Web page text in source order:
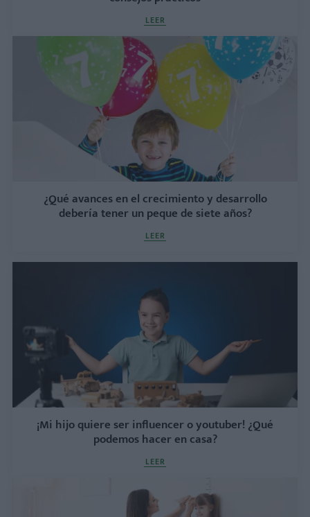
LEER
¿Qué avances en el crecimiento y desarrollo
debería tener un peque de siete años?
LEER
¡Mi hijo quiere ser influencer o youtuber! ¿Qué
podemos hacer en casa?
LEER